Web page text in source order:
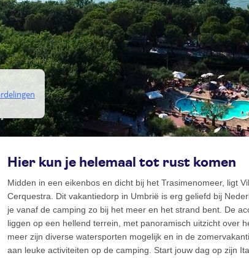
Hier kun je helemaal tot rust komen
Midden in een eikenbos en dicht bij het Trasimenomeer, ligt
Cerquestra. Dit vakantiedorp in Umbrië is erg geliefd bij
je vanaf de camping zo bij het meer en het strand bent. De
liggen op een hellend terrein, met panoramisch uitzicht over
meer zijn diverse watersporten mogelijk en in de
aan leuke activiteiten op de camping. Start jouw dag op zijn